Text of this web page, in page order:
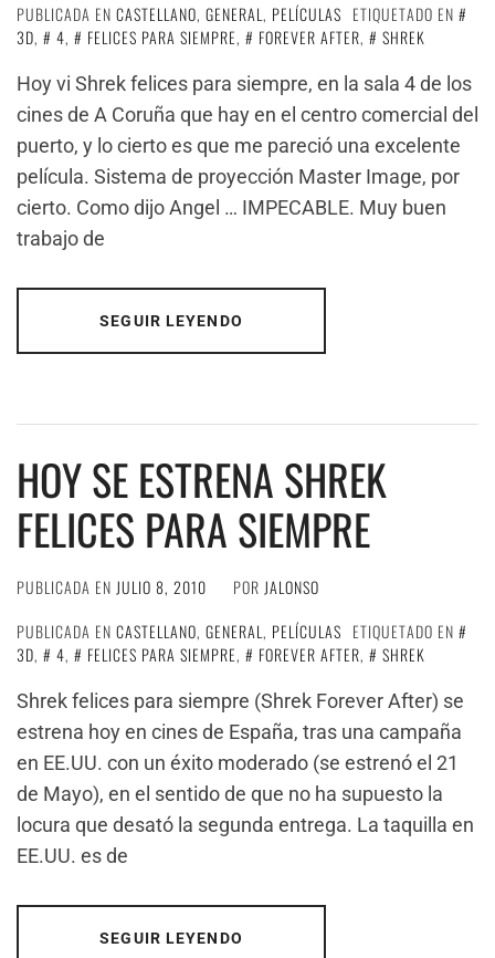
PUBLICADA EN CASTELLANO, GENERAL, PELÍCULAS ETIQUETADO EN
3D, 4, FELICES PARA SIEMPRE, FOREVER AFTER,
SHREK
Hoy vi Shrek felices para siempre, en la sala 4 de los
cines de A Coruña que hay en el centro comercial del
puerto, y lo cierto es que me pareció una excelente
película. Sistema de proyección Master Image, por
cierto. Como dijo Angel … IMPECABLE. Muy buen
trabajo de
SEGUIR LEYENDO
HOY SE ESTRENA SHREK
FELICES PARA SIEMPRE
PUBLICADA EN JULIO 8, 2010 POR JALONSO
PUBLICADA EN CASTELLANO, GENERAL, PELÍCULAS ETIQUETADO EN
3D, 4, FELICES PARA SIEMPRE, FOREVER AFTER,
SHREK
Shrek felices para siempre (Shrek Forever After) se
estrena hoy en cines de España, tras una campaña
en EE.UU. con un éxito moderado (se estrenó el 21
de Mayo), en el sentido de que no ha supuesto la
locura que desató la segunda entrega. La taquilla en
EE.UU. es de
SEGUIR LEYENDO